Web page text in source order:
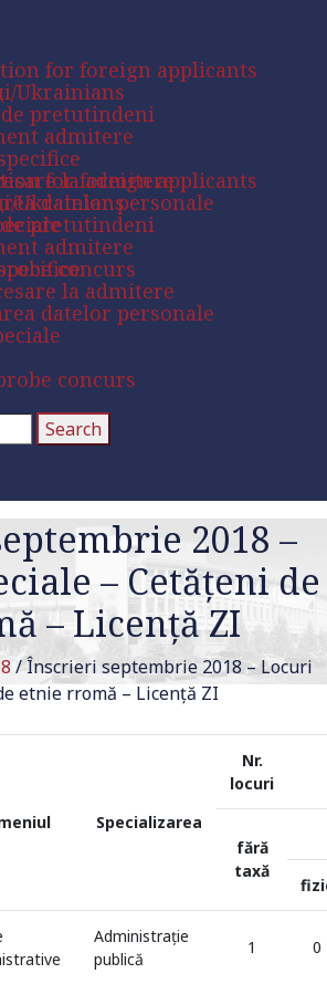
for foreign applicants
Ukrainians
pretutindeni
admitere
la admitere
datelor personale
concurs
for foreign applicants
Ukrainians
pretutindeni
admitere
la admitere
datelor personale
concurs
2018 –
– Cetățeni de
– Licență ZI
/Înscrieri septembrie 2018 – Locuri
etnie rromă – Licență ZI
Specializarea
Nr.
locuri
fără
taxă
Administraţie
publică
1 0